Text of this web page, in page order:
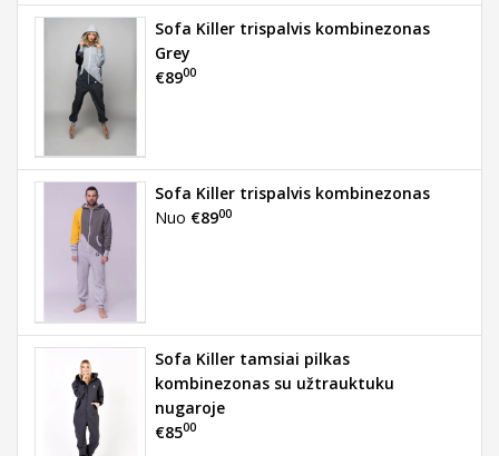
Sofa Killer trispalvis kombinezonas
Grey
€8900
Sofa Killer trispalvis kombinezonas
Nuo €8900
Sofa Killer tamsiai pilkas
kombinezonas su užtrauktuku
nugaroje
€8500